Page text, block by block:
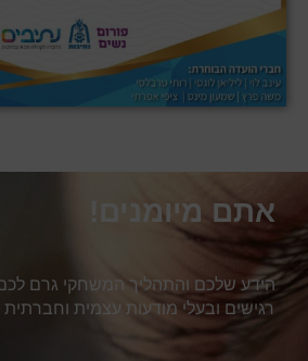
אתם מיומנים!
הידע שלכם והתהליך המשחקי גרם
רגישים ובעלי מודעות עצמית וחברתית